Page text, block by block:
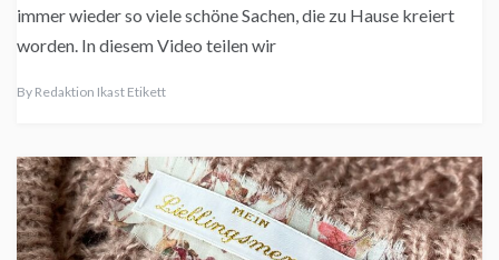
immer wieder so viele schöne Sachen, die zu Hause kreiert
worden. In diesem Video teilen wir
By Redaktion Ikast Etikett